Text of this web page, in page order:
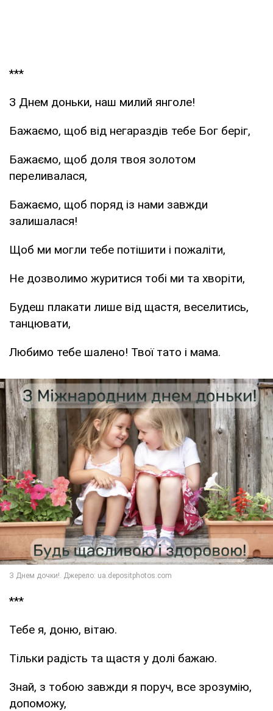
***
З Днем доньки, наш милий янголе!
Бажаємо, щоб від негараздів тебе Бог беріг,
Бажаємо, щоб доля твоя золотом
переливалася,
Бажаємо, щоб поряд із нами завжди
залишалася!
Щоб ми могли тебе потішити і пожаліти,
Не дозволимо журитися тобі ми та хворіти,
Будеш плакати лише від щастя, веселитись,
танцювати,
Любимо тебе шалено! Твої тато і мама.
***
Тебе я, доню, вітаю.
Тільки радість та щастя у долі бажаю.
Знай, з тобою завжди я поруч, все зрозумію,
допоможу,